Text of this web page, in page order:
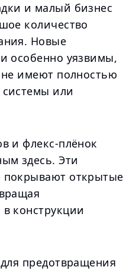
и малый бизнес
количество
Новые
особенно уязвимы,
имеют полностью
или
и флекс-плёнок
здесь. Эти
открытые
конструкции
предотвращения